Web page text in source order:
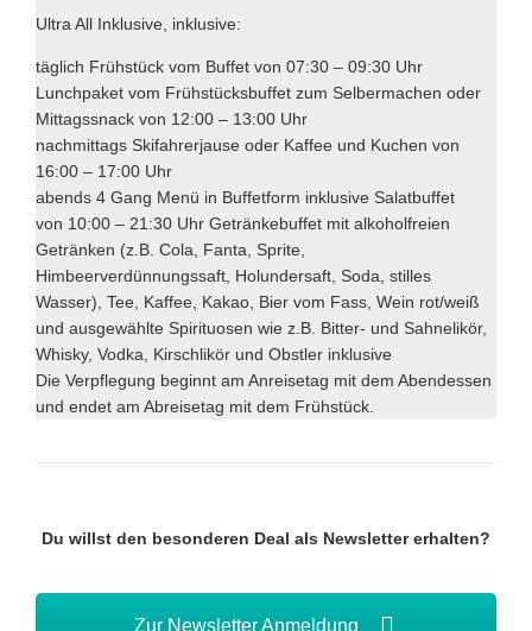
Ultra All Inklusive, inklusive:
täglich Frühstück vom Buffet von 07:30 – 09:30 Uhr
Lunchpaket vom Frühstücksbuffet zum Selbermachen oder
Mittagssnack von 12:00 – 13:00 Uhr
nachmittags Skifahrerjause oder Kaffee und Kuchen von
16:00 – 17:00 Uhr
abends 4 Gang Menü in Buffetform inklusive Salatbuffet
von 10:00 – 21:30 Uhr Getränkebuffet mit alkoholfreien
Getränken (z.B. Cola, Fanta, Sprite,
Himbeerverdünnungssaft, Holundersaft, Soda, stilles
Wasser), Tee, Kaffee, Kakao, Bier vom Fass, Wein rot/weiß
und ausgewählte Spirituosen wie z.B. Bitter- und Sahnelikör,
Whisky, Vodka, Kirschlikör und Obstler inklusive
Die Verpflegung beginnt am Anreisetag mit dem Abendessen
und endet am Abreisetag mit dem Frühstück.
Du willst den besonderen Deal als Newsletter erhalten?
Zur Newsletter Anmeldung